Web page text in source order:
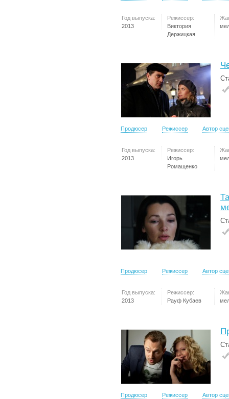
Год выпуска:
2013
Режиссер:
Виктория
Держицкая
Продюсер Режиссер Автор
Год выпуска:
2013
Режиссер:
Игорь
Ромащенко
Продюсер Режиссер Автор
Год выпуска:
2013
Режиссер:
Рауф Кубаев
Продюсер Режиссер Автор